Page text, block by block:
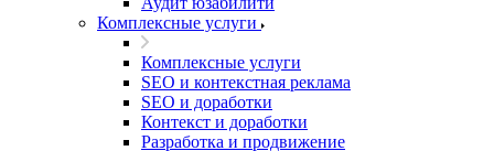
Комплексные услуги
Комплексные услуги
SEO и контекстная реклама
SEO и доработки
Контекст и доработки
Разработка и продвижение